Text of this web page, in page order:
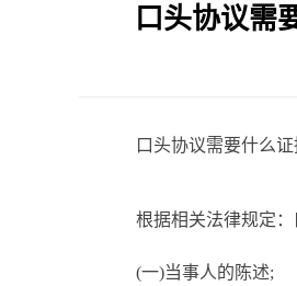
口头协议需
口头协议需要什么
根据相关法律规定：
(一)当事人的陈述;